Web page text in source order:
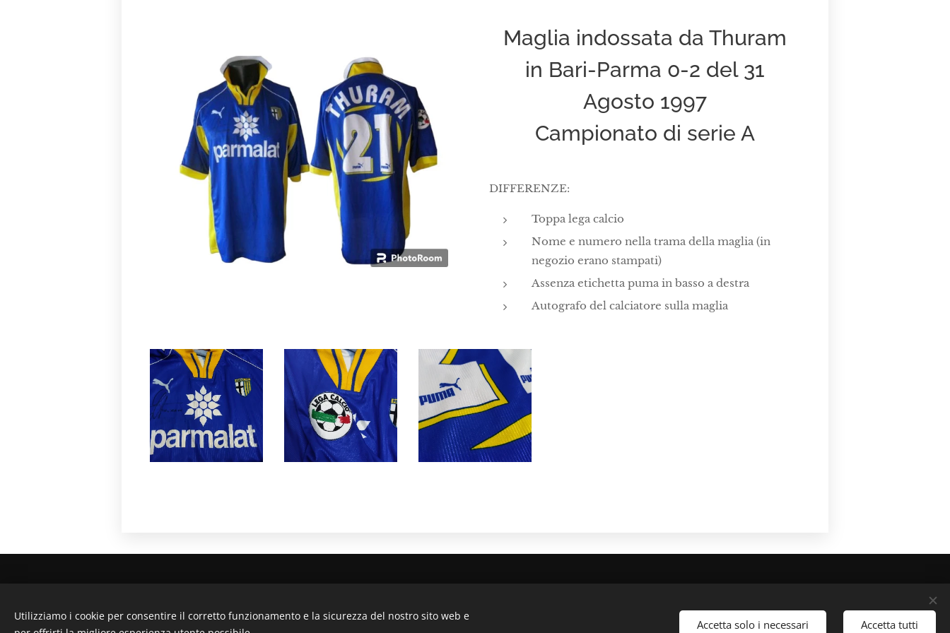
Maglia indossata da Thuram
in Bari-Parma 0-2 del 31
Agosto 1997
Campionato di serie A
DIFFERENZE:
Toppa lega calcio
Nome e numero nella trama della maglia (in
negozio erano stampati)
Assenza etichetta puma in basso a destra
Autografo del calciatore sulla maglia
Creato conWebnode
Utilizziamo i cookie per consentire il corretto funzionamento e la sicurezza del nostro sito web e
Accetta solo i necessari Accetta tutti